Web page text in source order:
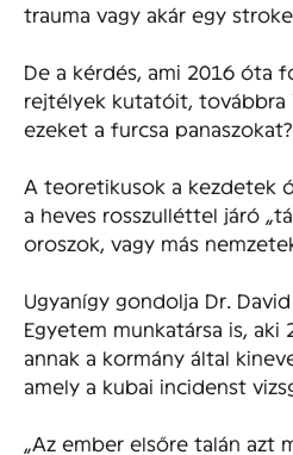
trauma vagy akár egy
De a kérdés, ami 2016 óta
rejtélyek kutatóit, továbbra
ezeket a furcsa panaszokat?
A teoretikusok a kezdetek
a heves rosszulléttel járó
oroszok, vagy más
Ugyanígy gondolja Dr.
Egyetem munkatársa is,
annak a kormány által
amely a kubai incidenst
„Az ember elsőre talán azt